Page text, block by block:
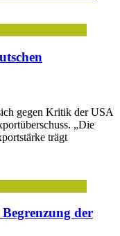
gegen Kritik der USA
„Die
trägt
der